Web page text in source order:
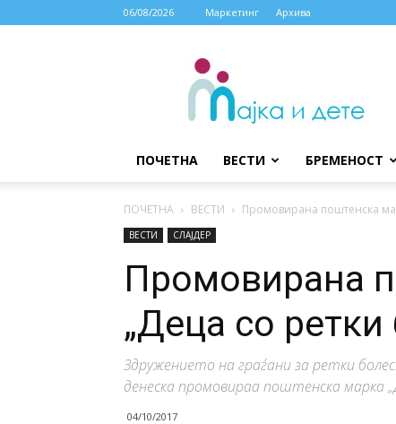
06/08/2026 Маркетинг Архива
МАЈКА
ДЕТЕ
ПОЧЕТНА ВЕСТИ БРЕМЕНОСТ
ПОЧЕТНА ВЕСТИ Промовирана поштенска
ВЕСТИ СЛАЈДЕР
Промовирана
„Деца со ретки
Здружението на граѓани за ретки
денеска промовираа поштенска марка
04/10/2017